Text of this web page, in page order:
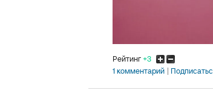
Рейтинг+3
1 комментарий